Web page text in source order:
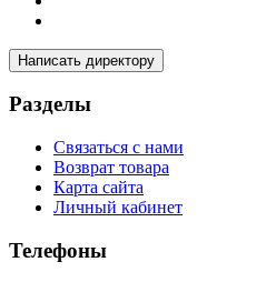
Написать директору
Разделы
Связаться с нами
Возврат товара
Карта сайта
Личный кабинет
Телефоны